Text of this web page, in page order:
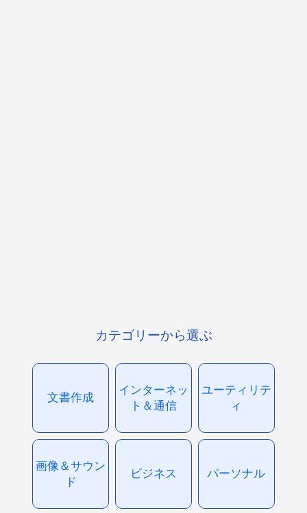
カテゴリーから選ぶ
文書作成
インターネッ
ト＆通信
ユーティリテ
ィ
画像＆サウン
ド
ビジネス パーソナル